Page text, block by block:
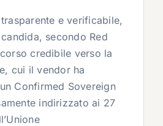
e verificabile,
secondo Red
credibile verso la
cui il vendor ha
Confirmed Sovereign
indirizzato ai 27